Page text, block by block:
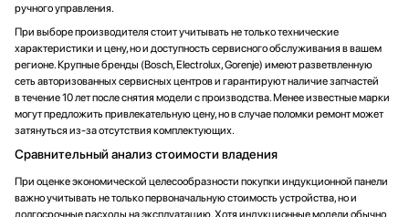
ручного управления.
При выборе производителя стоит учитывать не только технические
характеристики и цену, но и доступность сервисного обслуживания в вашем
регионе. Крупные бренды (Bosch, Electrolux, Gorenje) имеют разветвленную
сеть авторизованных сервисных центров и гарантируют наличие запчастей
в течение 10 лет после снятия модели с производства. Менее известные марки
могут предложить привлекательную цену, но в случае поломки ремонт может
затянуться из-за отсутствия комплектующих.
Сравнительный анализ стоимости владения
При оценке экономической целесообразности покупки индукционной панели
важно учитывать не только первоначальную стоимость устройства, но и